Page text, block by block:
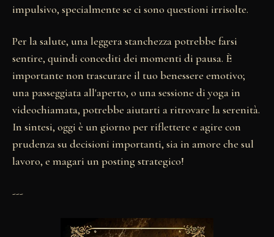
impulsivo, specialmente se ci sono questioni irrisolte.
Per la salute, una leggera stanchezza potrebbe farsi
sentire, quindi concediti dei momenti di pausa. È
importante non trascurare il tuo benessere emotivo;
una passeggiata all'aperto, o una sessione di yoga in
videochiamata, potrebbe aiutarti a ritrovare la serenità.
In sintesi, oggi è un giorno per riflettere e agire con
prudenza su decisioni importanti, sia in amore che sul
lavoro, e magari un posting strategico!
---